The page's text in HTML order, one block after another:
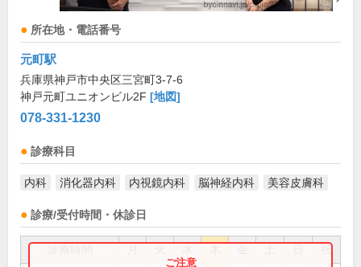
所在地・電話番号
元町駅
兵庫県神戸市中央区三宮町3-7-6
神戸元町ユニオンビル2F [地図]
078-331-1230
診療科目
内科 消化器内科 内視鏡内科 脳神経内科 美容皮膚科
診療/受付時間・休診日
祝